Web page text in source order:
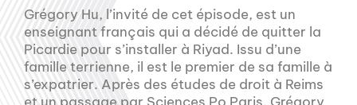
Grégory Hu, l’invité de cet épisode, est un
enseignant français qui a décidé de quitter la
Picardie pour s’installer à Riyad. Issu d’une
famille terrienne, il est le premier de sa famille à
s’expatrier. Après des études de droit à Reims